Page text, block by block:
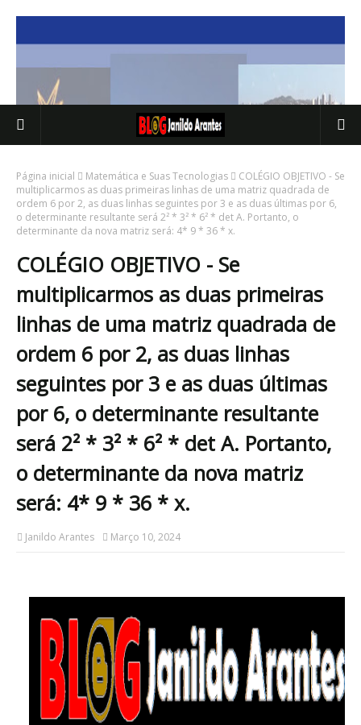
Página inicial Matemática e Suas Tecnologias
COLÉGIO OBJETIVO - Se
multiplicarmos as duas primeiras linhas de uma matriz quadrada de
ordem 6 por 2, as duas linhas seguintes por 3 e as duas últimas por 6,
o determinante resultante será 2² * 3² * 6² * det A. Portanto, o
determinante da nova matriz será: 4* 9 * 36 * x.
COLÉGIO OBJETIVO - Se
multiplicarmos as duas primeiras
linhas de uma matriz quadrada de
ordem 6 por 2, as duas linhas
seguintes por 3 e as duas últimas
por 6, o determinante resultante
será 2² * 3² * 6² * det A. Portanto,
o determinante da nova matriz
será: 4* 9 * 36 * x.
Janildo Arantes Março 10, 2024